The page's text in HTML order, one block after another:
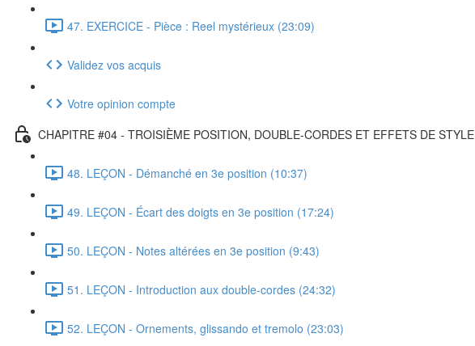
47. EXERCICE - Pièce : Reel mystérieux (23:09)
Validez vos acquis
Votre opinion compte
CHAPITRE #04 - TROISIÈME POSITION, DOUBLE-CORDES ET EFFETS DE STYLE
48. LEÇON - Démanché en 3e position (10:37)
49. LEÇON - Écart des doigts en 3e position (17:24)
50. LEÇON - Notes altérées en 3e position (9:43)
51. LEÇON - Introduction aux double-cordes (24:32)
52. LEÇON - Ornements, glissando et tremolo (23:03)